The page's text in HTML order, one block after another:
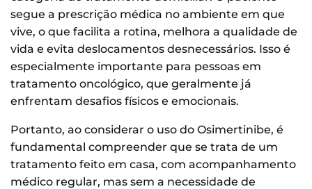
segue a prescrição médica no ambiente em que
vive, o que facilita a rotina, melhora a qualidade de
vida e evita deslocamentos desnecessários. Isso é
especialmente importante para pessoas em
tratamento oncológico, que geralmente já
enfrentam desafios físicos e emocionais.
Portanto, ao considerar o uso do Osimertinibe, é
fundamental compreender que se trata de um
tratamento feito em casa, com acompanhamento
médico regular, mas sem a necessidade de